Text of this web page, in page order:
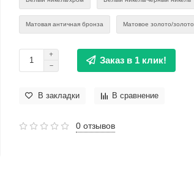
Матовая античная бронза Матовое золото/золото
Заказ в 1 клик!
В закладки В сравнение
0 отзывов